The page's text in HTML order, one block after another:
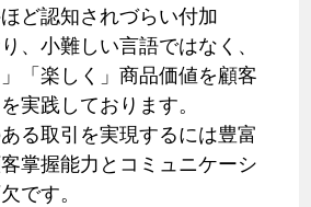
ど認知されづらい付加
、小難しい言語ではなく、
「楽しく」商品価値を顧客
実践しております。
る取引を実現するには豊富
掌握能力とコミュニケーシ
です。